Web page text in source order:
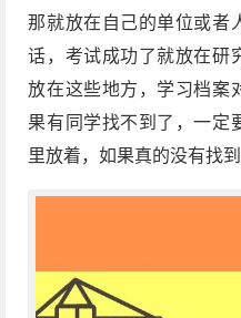
那就放在自己的单位或者
话，考试成功了就放在研
放在这些地方，学习档案
果有同学找不到了，一定
里放着，如果真的没有找